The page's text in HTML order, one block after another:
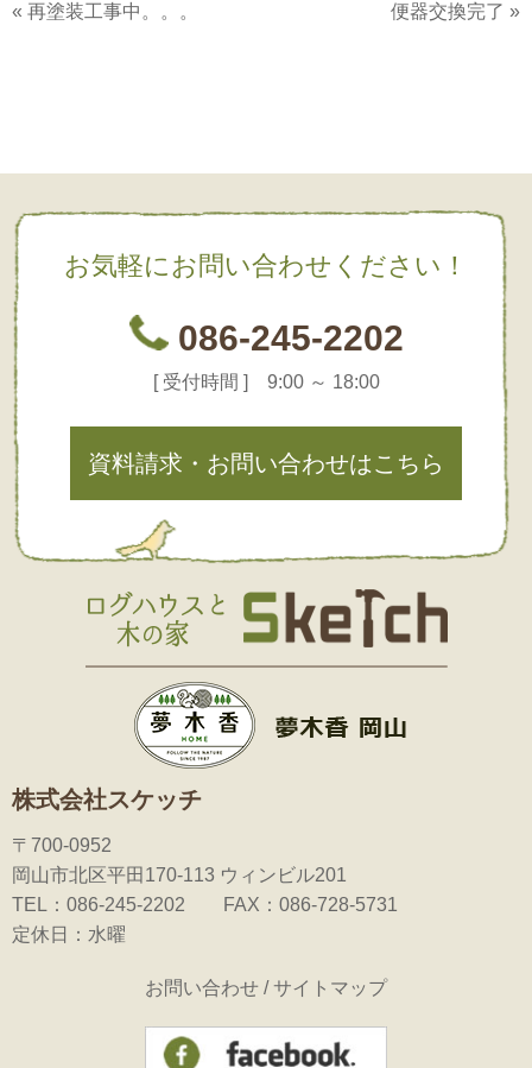
« 再塗装工事中。。。 便器交換完了 »
お気軽にお問い合わせください！
086-245-2202
[ 受付時間 ] 9:00 ～ 18:00
資料請求・お問い合わせはこちら
株式会社スケッチ
〒700-0952
岡山市北区平田170-113 ウィンビル201
TEL：086-245-2202 FAX：086-728-5731
定休日：水曜
お問い合わせ / サイトマップ